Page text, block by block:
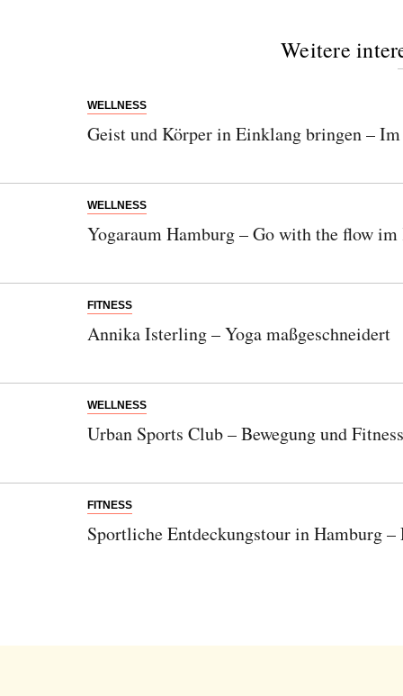
Weitere
WELLNESS
Geist und Körper in Einklang bringen –
WELLNESS
Yogaraum Hamburg – Go with the flow
FITNESS
Annika Isterling – Yoga maßgeschneidert
WELLNESS
Urban Sports Club – Bewegung und
FITNESS
Sportliche Entdeckungstour in Hamburg